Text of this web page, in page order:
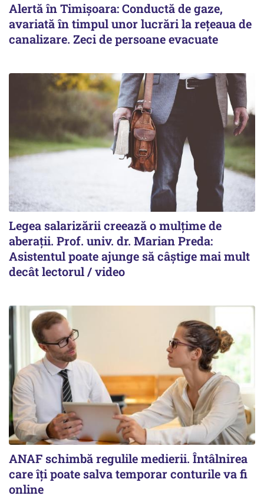
Alertă în Timișoara: Conductă de gaze,
avariată în timpul unor lucrări la rețeaua de
canalizare. Zeci de persoane evacuate
Legea salarizării creează o mulțime de
aberații. Prof. univ. dr. Marian Preda:
Asistentul poate ajunge să câștige mai mult
decât lectorul / video
ANAF schimbă regulile medierii. Întâlnirea
care îți poate salva temporar conturile va fi
online